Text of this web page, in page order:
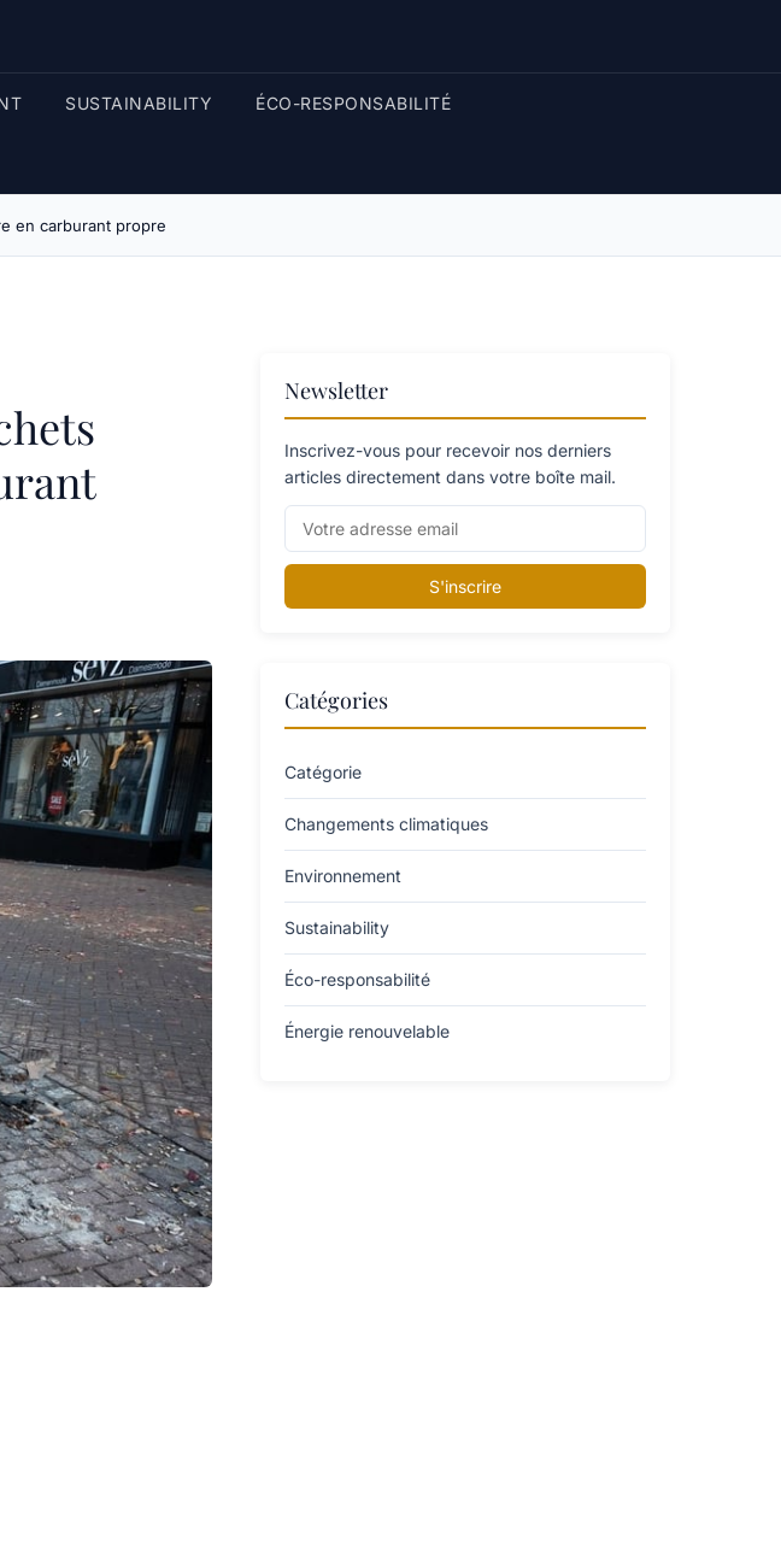
SUSTAINABILITY ÉCO-RESPONSABILITÉ
en carburant propre
Newsletter
Inscrivez-vous pour recevoir nos derniers
articles directement dans votre boîte mail.
S'inscrire
Catégories
Catégorie
Changements climatiques
Environnement
Sustainability
Éco-responsabilité
Énergie renouvelable